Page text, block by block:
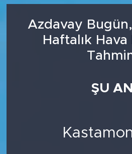
Azdavay Bugün,
Haftalık
ŞU AN
Süper Lig Puan Durumu
Tüm Manşetler